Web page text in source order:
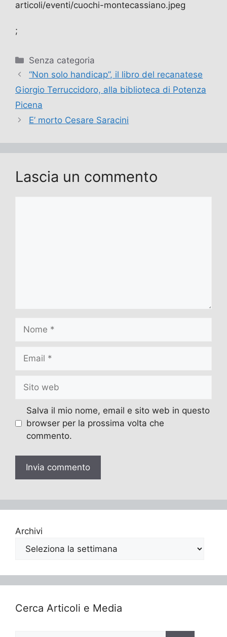
;
Categorie
Senza categoria
“Non solo handicap”, il libro del recanatese
Giorgio Terruccidoro, alla biblioteca di Potenza
Picena
E’ morto Cesare Saracini
Lascia un commento
Nome
Email
Sito
web
Salva il mio nome, email e sito web in questo
browser per la prossima volta che
commento.
Archivi
Cerca Articoli e Media